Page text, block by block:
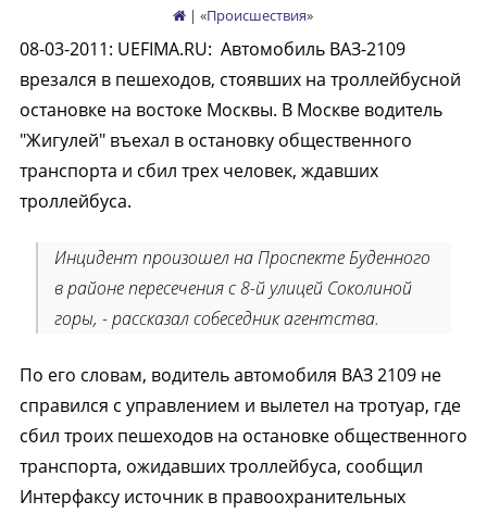
| «Происшествия»
08-03-2011: UEFIMA.RU: Автомобиль ВАЗ-2109
врезался в пешеходов, стоявших на троллейбусной
остановке на востоке Москвы. В Москве водитель
"Жигулей" въехал в остановку общественного
транспорта и сбил трех человек, ждавших
троллейбуса.
Инцидент произошел на Проспекте Буденного
в районе пересечения с 8-й улицей Соколиной
горы, - рассказал собеседник агентства.
По его словам, водитель автомобиля ВАЗ 2109 не
справился с управлением и вылетел на тротуар, где
сбил троих пешеходов на остановке общественного
транспорта, ожидавших троллейбуса, сообщил
Интерфаксу источник в правоохранительных